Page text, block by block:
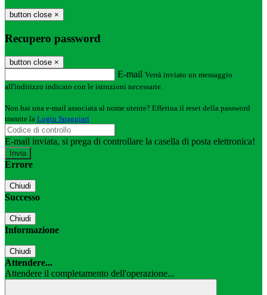
button close ×
Recupero password
button close ×
E-mail Verrà inviato un messaggio
all'indirizzo indicato con le istruzioni necessarie.
Non hai una e-mail associata al nome utente? Effettua il reset della password
tramite la Login Spaggiari
E-mail inviata, si prega di controllare la casella di posta elettronica!
Errore
Chiudi
Successo
Chiudi
Informazione
Chiudi
Attendere...
Attendere il completamento dell'operazione...